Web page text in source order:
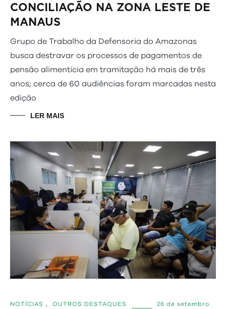
CONCILIAÇÃO NA ZONA LESTE DE
MANAUS
Grupo de Trabalho da Defensoria do Amazonas
busca destravar os processos de pagamentos de
pensão alimentícia em tramitação há mais de três
anos; cerca de 60 audiências foram marcadas nesta
edição
LER MAIS
NOTÍCIAS , OUTROS DESTAQUES
26 de setembro